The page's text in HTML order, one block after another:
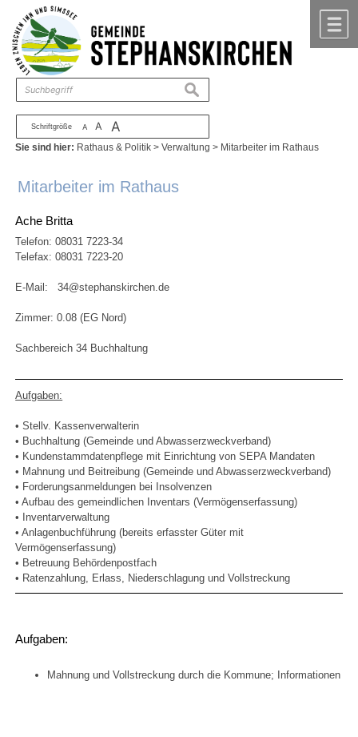
Zum Inhalt ,zur Navigation
Schriftgröße A A A
suchen
Sie sind hier: Rathaus & Politik >Verwaltung > Mitarbeiter im Rathaus
Mitarbeiter im Rathaus
Ache Britta
Telefon:08031 7223-34
Telefax: 08031 7223-20
E-Mail:34@stephanskirchen.de
Zimmer: 0.08 (EG Nord)
Sachbereich 34 Buchhaltung
Aufgaben:
• Stellv. Kassenverwalterin
• Buchhaltung (Gemeinde und Abwasserzweckverband)
• Kundenstammdatenpflege mit Einrichtung von SEPA Mandaten
• Mahnung und Beitreibung (Gemeinde und Abwasserzweckverband)
• Forderungsanmeldungen bei Insolvenzen
• Aufbau des gemeindlichen Inventars (Vermögenserfassung)
• Inventarverwaltung
• Anlagenbuchführung (bereits erfasster Güter mit
Vermögenserfassung)
• Betreuung Behördenpostfach
• Ratenzahlung, Erlass, Niederschlagung und Vollstreckung
Aufgaben:
Mahnung und Vollstreckung durch die Kommune; Informationen